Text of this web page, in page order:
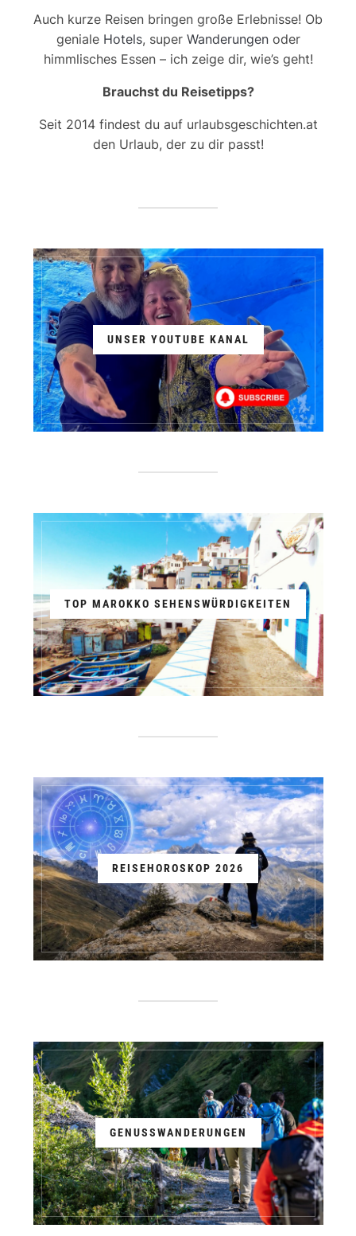
Auch kurze Reisen bringen große Erlebnisse! Ob
geniale Hotels, super Wanderungenoder
himmlisches Essen – ich zeige dir, wie’s geht!
Brauchst du Reisetipps?
Seit 2014 findest du auf urlaubsgeschichten.at
den Urlaub, der zu dir passt!
UNSER YOUTUBE KANAL
TOP MAROKKO SEHENSWÜRDIGKEITEN
REISEHOROSKOP 2026
GENUSSWANDERUNGEN